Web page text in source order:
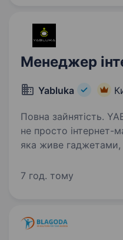
тому нам вдалося
Менеджер
Yabluka
Повна зайнятість. YABLUKA шукає тебе!Ми —
не просто
яка живе гаджетами,
та бажання зробити
7 год. тому